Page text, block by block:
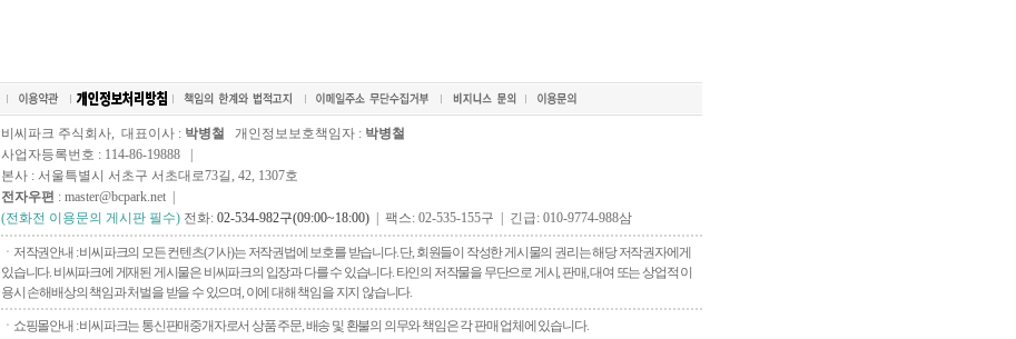
비씨파크 주식회사, 대표이사 : 박병철 개인정보보호책임자 : 박병철
사업자등록번호 : 114-86-19888 |
본사 : 서울특별시 서초구 서초대로73길, 42, 1307호
전자우편 : master@bcpark.net |
(전화전 이용문의 게시판 필수) 전화: 02-534-982구(09:00~18:00) | 팩스: 02-535-155구 | 긴급: 010-9774-988삼
ㆍ저작권안내 : 비씨파크의 모든 컨텐츠(기사)는 저작권법에 보호를 받습니다. 단, 회원들이 작성한 게시물의 권리는 해당 저작권자에게
있습니다. 비씨파크에 게재된 게시물은 비씨파크의 입장과 다를 수 있습니다. 타인의 저작물을 무단으로 게시, 판매, 대여 또는 상업적 이
용시 손해배상의 책임과 처벌을 받을 수 있으며, 이에 대해 책임을 지지 않습니다.
ㆍ쇼핑몰안내 : 비씨파크는 통신판매중개자로서 상품 주문, 배송 및 환불의 의무와 책임은 각 판매 업체에 있습니다.